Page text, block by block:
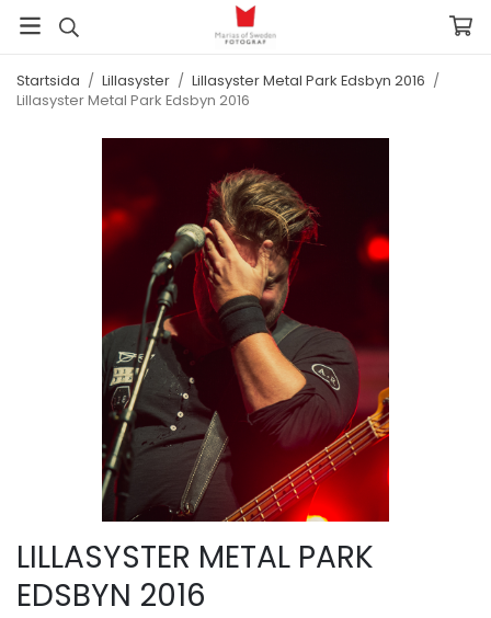
Startsida / Lillasyster / Lillasyster Metal Park Edsbyn 2016 /
Lillasyster Metal Park Edsbyn 2016
LILLASYSTER METAL PARK
EDSBYN 2016